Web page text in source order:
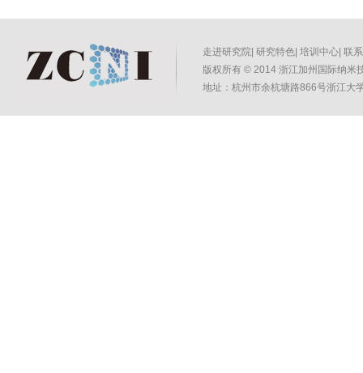
走进研究院 研究特色 培训中心 联
版权所有 © 2014 浙江加州国际纳米
地址：杭州市余杭塘路866号浙江